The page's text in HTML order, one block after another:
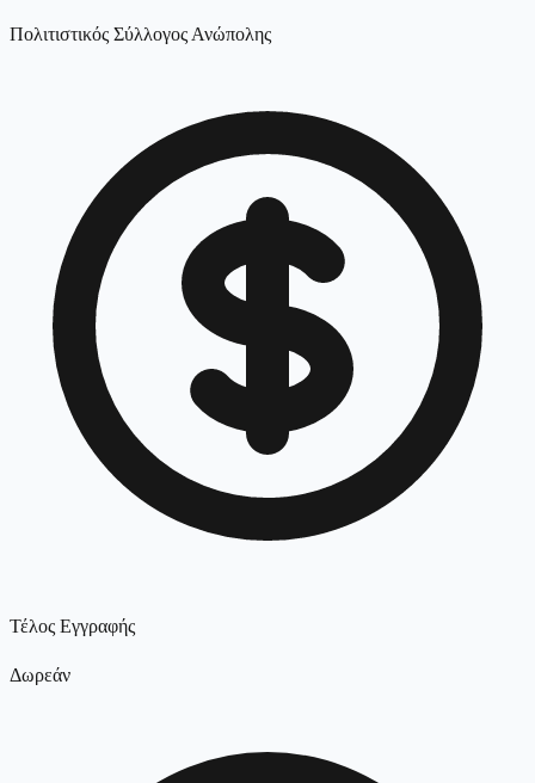
Πολιτιστικός Σύλλογος Ανώπολης
Τέλος Εγγραφής
Δωρεάν